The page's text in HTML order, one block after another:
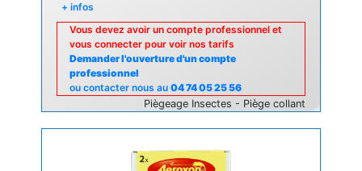
+ infos
Vous devez avoir un compte professionnel et
vous connecter pour voir nos tarifs
Demander l'ouverture d'un compte
professionnel
ou contacter nous au 04 74 05 25 56
Piègeage Insectes - Piège collant